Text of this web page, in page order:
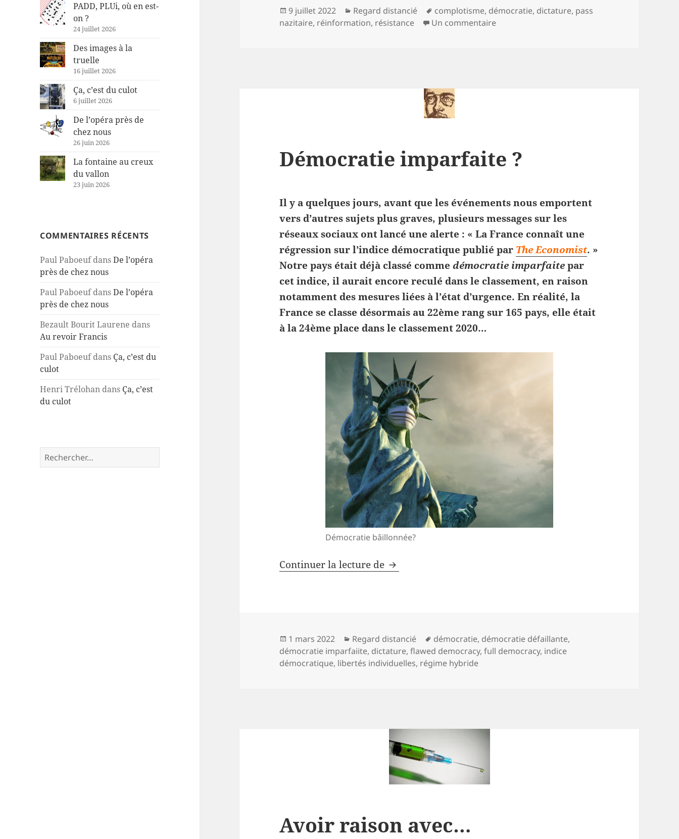
PADD, PLUi, où en est-
on ?
24 juillet 2026
Des images à la
truelle
16 juillet 2026
Ça, c’est du culot
6 juillet 2026
De l’opéra près de
chez nous
26 juin 2026
La fontaine au creux
du vallon
23 juin 2026
COMMENTAIRES RÉCENTS
Paul PaboeufdansDe l’opéra
près de chez nous
Paul PaboeufdansDe l’opéra
près de chez nous
Bezault Bourit Laurene dans
Au revoir Francis
Paul Paboeufdans Ça, c’est du
culot
Henri Trélohan dans Ça, c’est
du culot
Rechercher :
Publié
le
9 juillet 2022 Catégories
Regard distancié
Mots-
clés
complotisme, démocratie, dictature, pass
nazitaire, réinformation, résistance Un commentairesur En France, la
Démocratie imparfaite ?
Il y a quelques jours, avant que les événements nous emportent
vers d’autres sujets plus graves, plusieurs messages sur les
réseaux sociaux ont lancé une alerte : « La France connaît une
régression sur l’indice démocratique publié par The Economist. »
Notre pays était déjà classé commedémocratie imparfaitepar
cet indice, il aurait encore reculé dans le classement, en raison
notamment des mesures liées à l’état d’urgence. En réalité, la
France se classe désormais au 22ème rang sur 165 pays, elle était
à la 24ème place dans le classement 2020…
Démocratie bâillonnée?
Continuer la lecture de Démocratie imparfaite ?
Publié
le
1 mars 2022 Catégories
Regard distancié
Mots-
clés
démocratie, démocratie défaillante,
démocratie imparfaiite, dictature,flawed democracy,full democracy, indice
démocratique, libertés individuelles, régime hybride
Avoir raison avec…